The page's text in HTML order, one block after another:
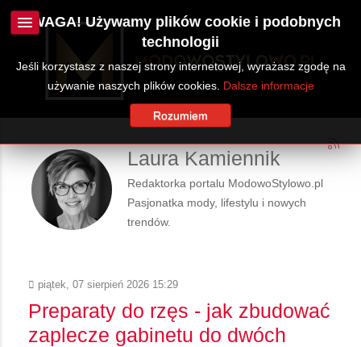
Laura Kamiennik
Redaktorka portalu ModowoStylowo.pl
Pasjonatka mody, lifestylu i nowych
trendów.
piątek, 07 sierpień 2026 15:29
Preparaty do rzęs - jak zbudować
zaplecze gabinetu do dwóch
UWAGA! Używamy plików cookie i podobnych
technologii
Jeśli korzystasz z naszej strony internetowej, wyrażasz zgodę na
używanie naszych plików cookies. Dalsze informacje
Rozumiem